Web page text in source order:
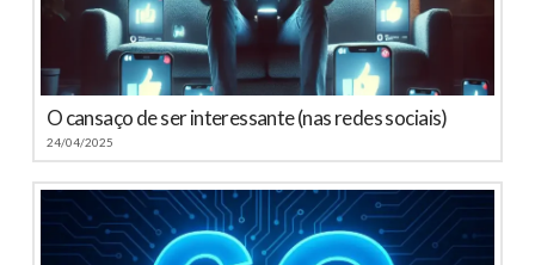
O cansaço de ser interessante (nas redes sociais)
24/04/2025